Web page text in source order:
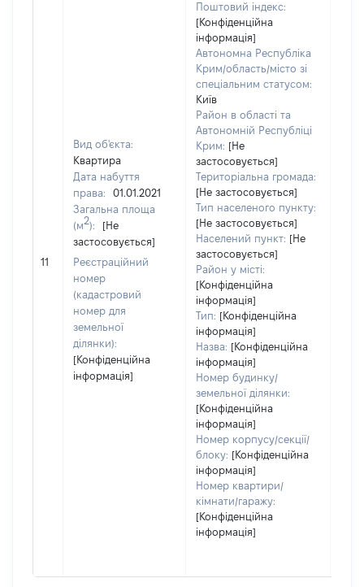
11
Вид об'єкта:
Квартира
Дата набуття
права:
01.01.2021
Загальна площа
(м2):
[Не
застосовується]
Реєстраційний
номер
(кадастровий
номер для
земельної
ділянки):
[Конфіденційна
інформація]
Поштовий індекс:
[Конфіденційна
інформація]
Автономна Республіка
Крим/область/місто зі
спеціальним статусом:
Київ
Район в області та
Автономній Республіці
Крим: [Не
застосовується]
Територіальна громада:
[Не застосовується]
Тип населеного пункту:
[Не застосовується]
Населений пункт: [Не
застосовується]
Район у місті:
[Конфіденційна
інформація]
Тип: [Конфіденційна
інформація]
Назва: [Конфіденційна
інформація]
Номер будинку/
земельної ділянки:
[Конфіденційна
інформація]
Номер корпусу/секції/
блоку: [Конфіденційна
інформація]
Номер квартири/
кімнати/гаражу:
[Конфіденційна
інформація]